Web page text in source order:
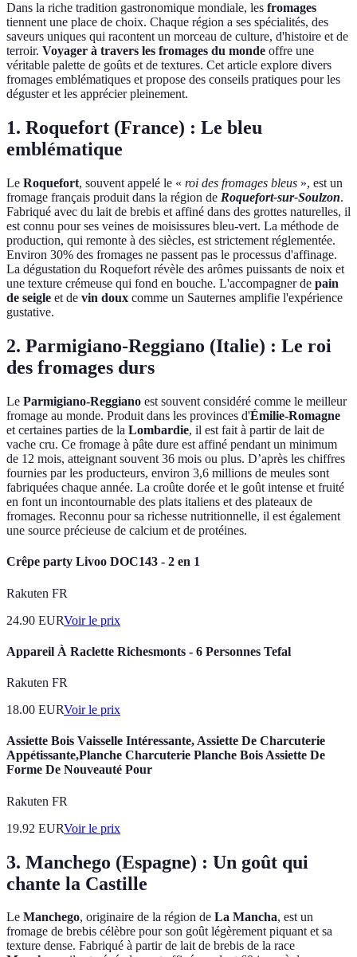
Dans la riche tradition gastronomique mondiale, les fromages
tiennent une place de choix. Chaque région a ses spécialités, des
saveurs uniques qui racontent un morceau de culture, d'histoire et de
terroir. Voyager à travers les fromages du monde offre une
véritable palette de goûts et de textures. Cet article explore divers
fromages emblématiques et propose des conseils pratiques pour les
déguster et les apprécier pleinement.
1. Roquefort (France) : Le bleu
emblématique
Le Roquefort, souvent appelé le « roi des fromages bleus », est un
fromage français produit dans la région de Roquefort-sur-Soulzon.
Fabriqué avec du lait de brebis et affiné dans des grottes naturelles, il
est connu pour ses veines de moisissures bleu-vert. La méthode de
production, qui remonte à des siècles, est strictement réglementée.
Environ 30% des fromages ne passent pas le processus d'affinage.
La dégustation du Roquefort révèle des arômes puissants de noix et
une texture crémeuse qui fond en bouche. L'accompagner de pain
de seigle et de vin doux comme un Sauternes amplifie l'expérience
gustative.
2. Parmigiano-Reggiano (Italie) : Le roi
des fromages durs
Le Parmigiano-Reggiano est souvent considéré comme le meilleur
fromage au monde. Produit dans les provinces d'Émilie-Romagne
et certaines parties de la Lombardie, il est fait à partir de lait de
vache cru. Ce fromage à pâte dure est affiné pendant un minimum
de 12 mois, atteignant souvent 36 mois ou plus. D’après les chiffres
fournies par les producteurs, environ 3,6 millions de meules sont
fabriquées chaque année. La croûte dorée et le goût intense et fruité
en font un incontournable des plats italiens et des plateaux de
fromages. Reconnu pour sa richesse nutritionnelle, il est également
une source précieuse de calcium et de protéines.
Crêpe party Livoo DOC143 - 2 en 1
Rakuten FR
24.90 EURVoir le prix
Appareil À Raclette Richesmonts - 6 Personnes Tefal
Rakuten FR
18.00 EURVoir le prix
Assiette Bois Vaisselle Intéressante, Assiette De Charcuterie
Appétissante,Planche Charcuterie Planche Bois Assiette De
Forme De Nouveauté Pour
Rakuten FR
19.92 EURVoir le prix
3. Manchego (Espagne) : Un goût qui
chante la Castille
Le Manchego, originaire de la région de La Mancha, est un
fromage de brebis célèbre pour son goût légèrement piquant et sa
texture dense. Fabriqué à partir de lait de brebis de la race